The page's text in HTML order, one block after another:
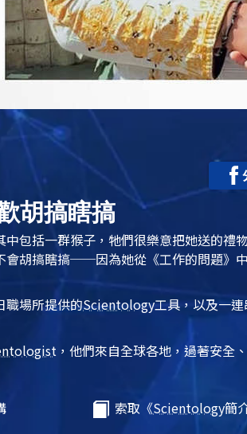
胡搞瞎搞
包括一群猴子，牠們很樂意把她送的禮
會胡搞瞎搞──因為她從 《工作的問題》
職場所提供的Scientology工具，以及一
，他們來自全球各地，過著安全
索取《Scientology簡